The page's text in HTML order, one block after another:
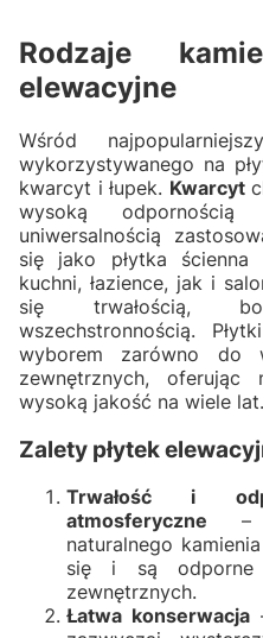
Rodzaje
elewacyjne
Wśród
wykorzystywanego na
kwarcyt i łupek. Kwarcyt
wysoką
uniwersalnością
się jako płytka
kuchni, łazience, jak i
się trwałością,
wszechstronnością.
wyborem zarówno do
zewnętrznych, oferując
wysoką jakość na wiele lat.
Zalety płytek
Trwałość i
atmosferyczne –
naturalnego
się i są odporne
zewnętrznych.
Łatwa konserwacja